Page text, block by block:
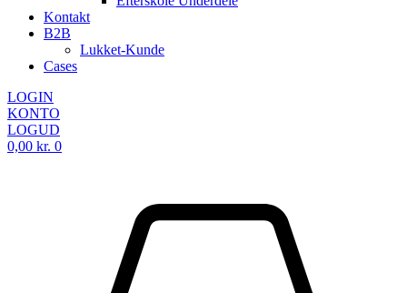
Kontakt
B2B
Lukket-Kunde
Cases
LOGIN
KONTO
LOGUD
0,00 kr. 0